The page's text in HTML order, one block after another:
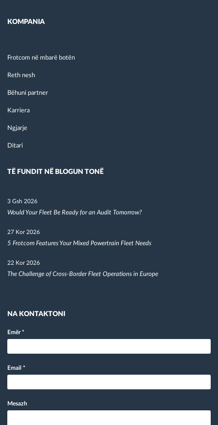
KOMPANIA
Frotcom në mbarë botën
Reth nesh
Bëhuni partner
Karriera
Ngjarje
Ditari
TË FUNDIT NË BLOGUN TONË
3 Gsh 2026
Would Your Fleet Be Ready for an Audit Tomorrow?
27 Kor 2026
5 Frotcom Features Your Mixed Powertrain Fleet Needs
22 Kor 2026
The Challenge of Cross-Border Fleet Operations in Europe
NA KONTAKTONI
Emër*
Email *
Mesazh